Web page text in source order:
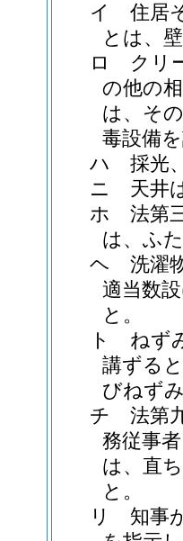
イ
住居
とは、
ロ
クリ
の他の
は、そ
毒設備
ハ
採光
ニ
天井
ホ
法第
は、ふ
ヘ
洗濯
適当数
と。
ト
ねず
講ずる
びねず
チ
法第
務従事
は、直
と。
リ
知事